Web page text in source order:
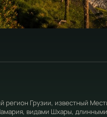
регион Грузии, известный
видами Шхары,